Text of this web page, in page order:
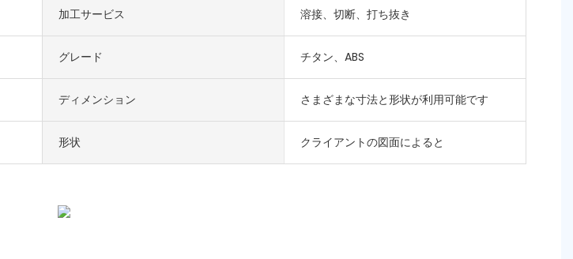
加工サービス 溶接、切断、打ち抜き
グレード チタン、ABS
ディメンション さまざまな寸法と形状が利用可能です
形状 クライアントの図面によると